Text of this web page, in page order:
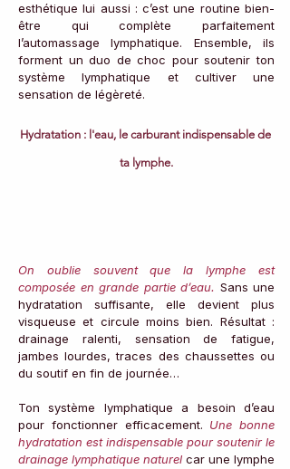
esthétique lui aussi : c’est une routine bien-
être qui complète parfaitement
l’automassage lymphatique. Ensemble, ils
forment un duo de choc pour soutenir ton
système lymphatique et cultiver une
sensation de légèreté.
Hydratation : l'eau, le carburant indispensable de
ta lymphe.
On oublie souvent que la lymphe est
composée en grande partie d’eau. Sans une
hydratation suffisante, elle devient plus
visqueuse et circule moins bien. Résultat :
drainage ralenti, sensation de fatigue,
jambes lourdes, traces des chaussettes ou
du soutif en fin de journée…
Ton système lymphatique a besoin d’eau
pour fonctionner efficacement. Une bonne
hydratation est indispensable pour soutenir le
drainage lymphatique naturel car une lymphe